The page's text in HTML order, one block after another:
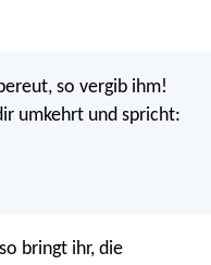
so vergib ihm!
umkehrt und spricht:
bringt ihr, die